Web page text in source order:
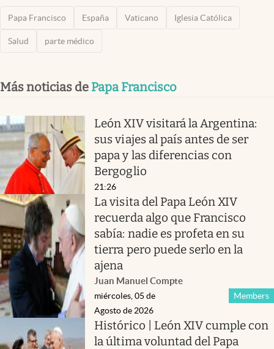
Papa Francisco España Vaticano Iglesia Católica
Salud parte médico
Más noticias de Papa Francisco
León XIV visitará la Argentina:
sus viajes al país antes de ser
papa y las diferencias con
Bergoglio
21:26
La visita del Papa León XIV
recuerda algo que Francisco
sabía: nadie es profeta en su
tierra pero puede serlo en la
ajena
Juan Manuel Compte
Members
miércoles, 05 de
Agosto de 2026
Histórico | León XIV cumple con
la última voluntad del Papa